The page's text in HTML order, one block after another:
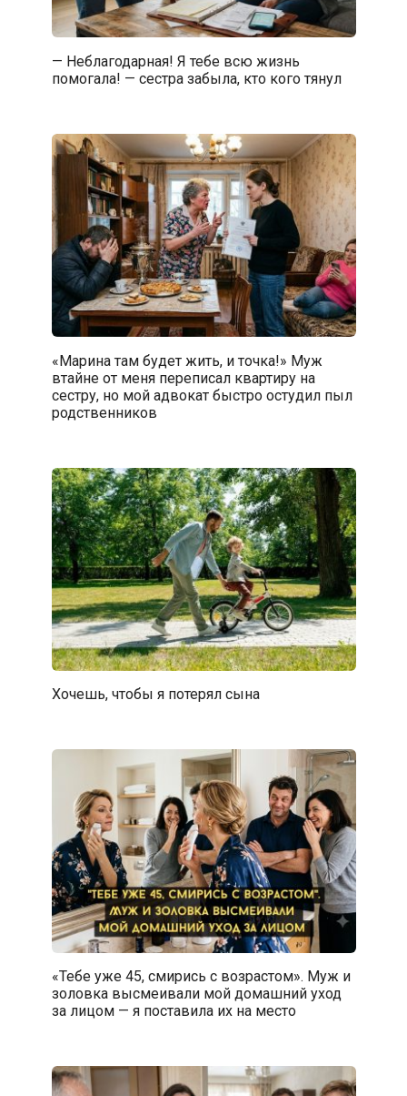
— Неблагодарная! Я тебе всю жизнь
помогала! — сестра забыла, кто кого тянул
«Марина там будет жить, и точка!» Муж
втайне от меня переписал квартиру на
сестру, но мой адвокат быстро остудил пыл
родственников
Хочешь, чтобы я потерял сына
«Тебе уже 45, смирись с возрастом». Муж и
золовка высмеивали мой домашний уход
за лицом — я поставила их на место